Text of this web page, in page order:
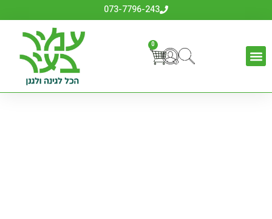
073-7796-243
0